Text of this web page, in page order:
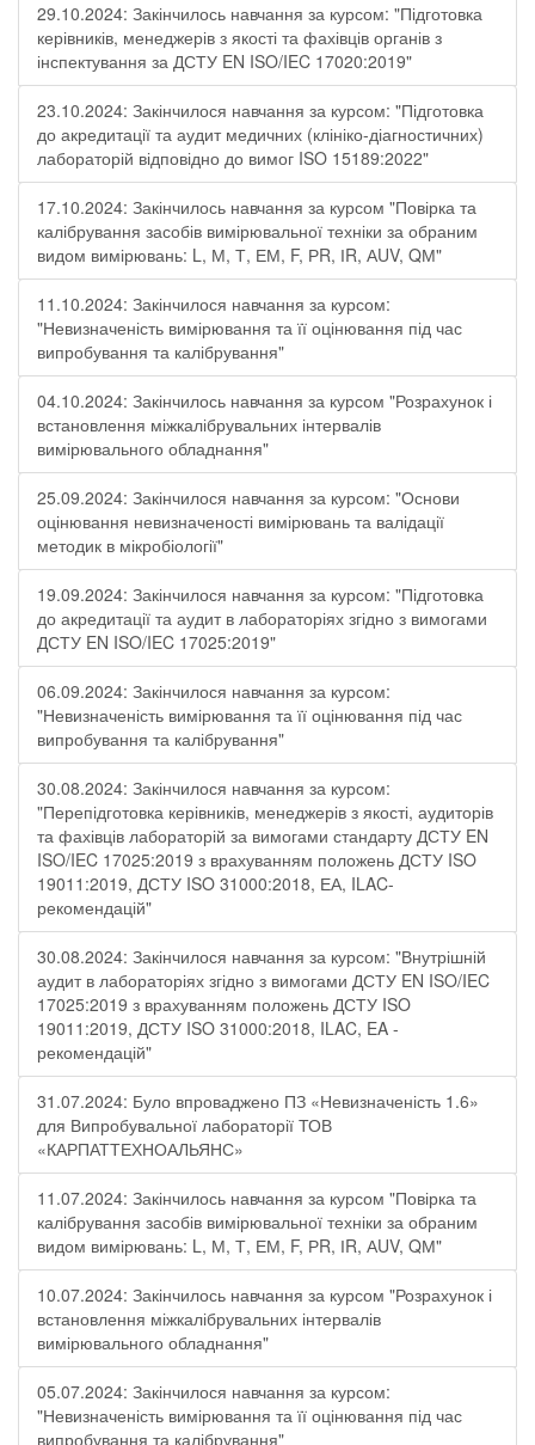
29.10.2024: Закінчилось навчання за курсом: "Підготовка
керівників, менеджерів з якості та фахівців органів з
інспектування за ДСТУ EN ISO/IEC 17020:2019"
23.10.2024: Закінчилося навчання за курсом: "Підготовка
до акредитації та аудит медичних (клініко-діагностичних)
лабораторій відповідно до вимог ISO 15189:2022"
17.10.2024: Закінчилось навчання за курсом "Повірка та
калібрування засобів вимірювальної техніки за обраним
видом вимірювань: L, М, Т, ЕМ, F, РR, ІR, АUV, QМ"
11.10.2024: Закінчилося навчання за курсом:
"Невизначеність вимірювання та її оцінювання під час
випробування та калібрування"
04.10.2024: Закінчилось навчання за курсом "Розрахунок і
встановлення міжкалібрувальних інтервалів
вимірювального обладнання"
25.09.2024: Закінчилося навчання за курсом: "Основи
оцінювання невизначеності вимірювань та валідації
методик в мікробіології"
19.09.2024: Закінчилося навчання за курсом: "Підготовка
до акредитації та аудит в лабораторіях згідно з вимогами
ДСТУ EN ISO/IEC 17025:2019"
06.09.2024: Закінчилося навчання за курсом:
"Невизначеність вимірювання та її оцінювання під час
випробування та калібрування"
30.08.2024: Закінчилося навчання за курсом:
"Перепідготовка керівників, менеджерів з якості, аудиторів
та фахівців лабораторій за вимогами стандарту ДСТУ EN
ISO/IEC 17025:2019 з врахуванням положень ДСТУ ISO
19011:2019, ДСТУ ISO 31000:2018, ЕА, ILAC-
рекомендацій"
30.08.2024: Закінчилося навчання за курсом: "Внутрішній
аудит в лабораторіях згідно з вимогами ДСТУ EN ISO/IEC
17025:2019 з врахуванням положень ДСТУ ISO
19011:2019, ДСТУ ISO 31000:2018, ILAC, EA -
рекомендацій"
31.07.2024: Було впроваджено ПЗ «Невизначеність 1.6»
для Випробувальної лабораторії ТОВ
«КАРПАТТЕХНОАЛЬЯНС»
11.07.2024: Закінчилось навчання за курсом "Повірка та
калібрування засобів вимірювальної техніки за обраним
видом вимірювань: L, М, Т, ЕМ, F, РR, ІR, АUV, QМ"
10.07.2024: Закінчилось навчання за курсом "Розрахунок і
встановлення міжкалібрувальних інтервалів
вимірювального обладнання"
05.07.2024: Закінчилося навчання за курсом:
"Невизначеність вимірювання та її оцінювання під час
випробування та калібрування"